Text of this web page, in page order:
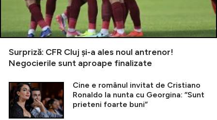
Surpriză: CFR Cluj și-a ales noul antrenor!
Negocierile sunt aproape finalizate
Cine e românul invitat de Cristiano
Ronaldo la nunta cu Georgina: ”Sunt
prieteni foarte buni”